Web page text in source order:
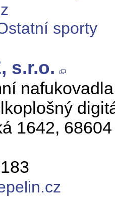
sporty
s.r.o.
1642,